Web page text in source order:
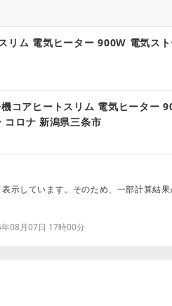
リム 電気ヒーター 900W 電気ス
コアヒートスリム 電気ヒーター
コロナ 新潟県三条市
示しています。そのため、一部計算結
08月07日 17時00分